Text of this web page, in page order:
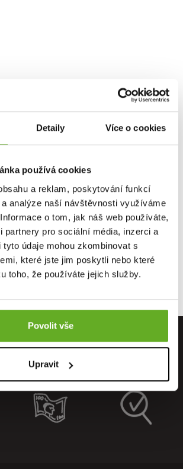
Detaily Více o cookies
používá cookies
a reklam, poskytování funkcí
analýze naší návštěvnosti využíváme
o tom, jak náš web používáte,
pro sociální média, inzerci a
tyto údaje mohou zkombinovat s
které jste jim poskytli nebo které
toho, že používáte jejich služby.
Povolit vše
Upravit